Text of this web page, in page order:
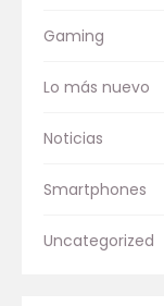
Gaming
Lo más nuevo
Noticias
Smartphones
Uncategorized